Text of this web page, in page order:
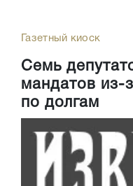
Газетный киоск
Семь
мандатов из-
по долгам